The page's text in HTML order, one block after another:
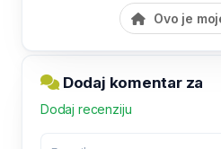
Ovo je
Dodaj komentar za
Dodaj recenziju